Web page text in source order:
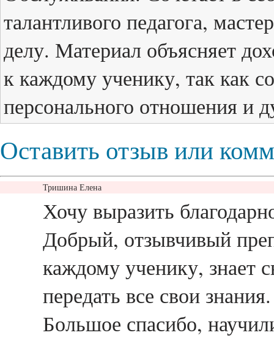
талантливого педагога,
делу. Материал объясняет
к каждому ученику, так как
персонального отношения и
Оставить отзыв или
Тришина Елена
Хочу выразить
Добрый, отзывчивый
каждому ученику, знает
передать все свои
Большое спасибо,